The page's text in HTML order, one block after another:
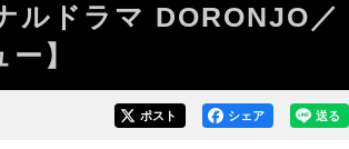
ドラマ DORONJO／
】
送る
シェア
ポスト